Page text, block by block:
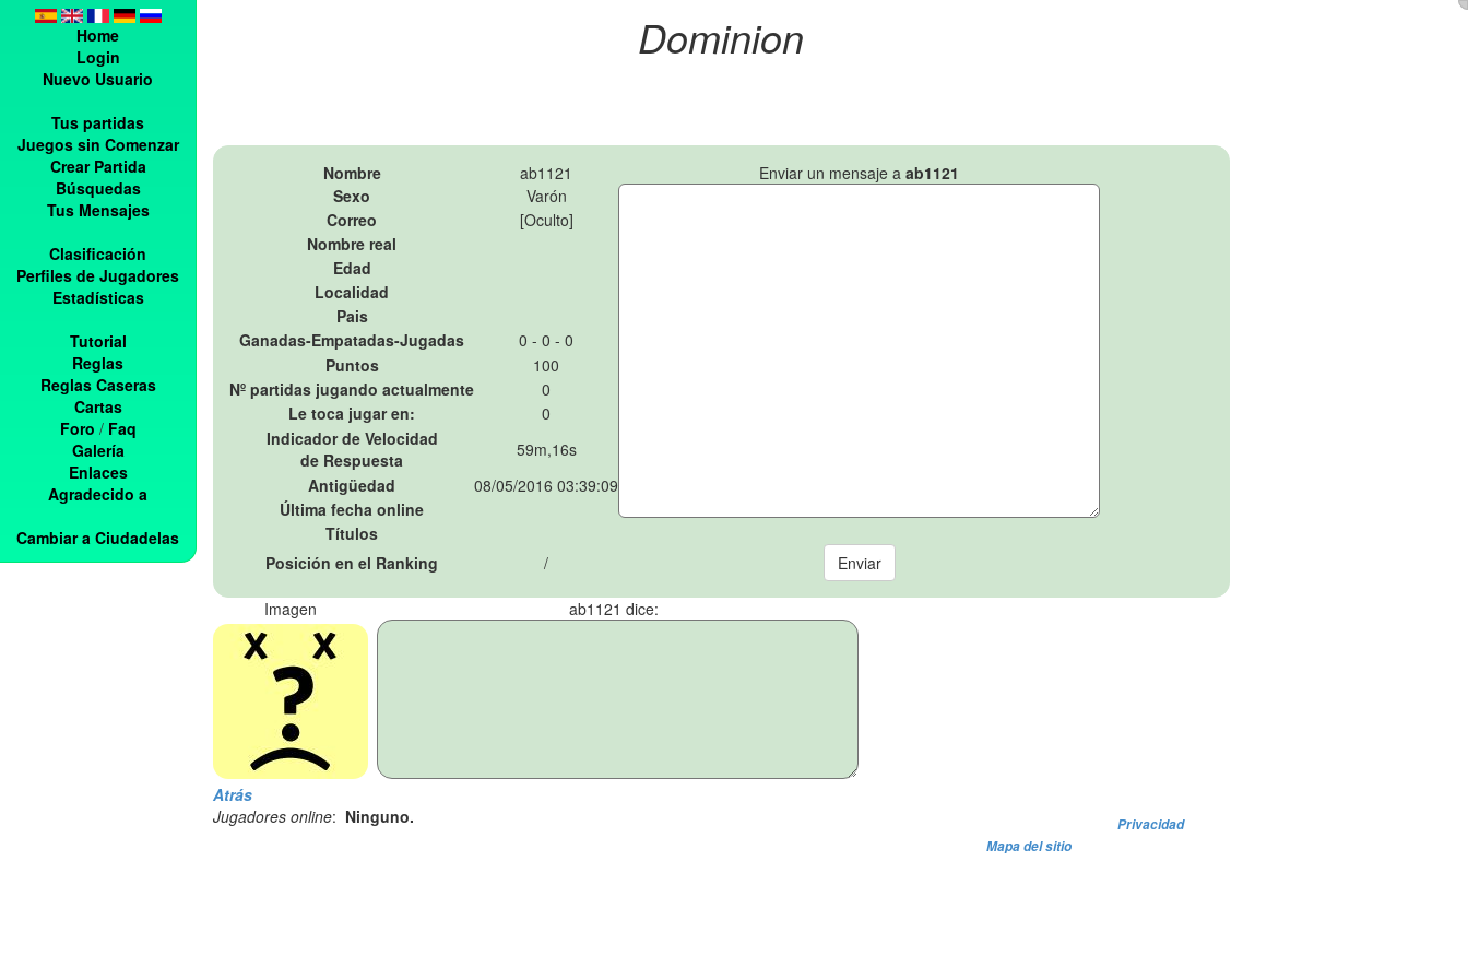
Home
Login
Nuevo Usuario
Tus partidas
Juegos sin Comenzar
Crear Partida
Búsquedas
Tus Mensajes
Clasificación
Perfiles de Jugadores
Estadísticas
Tutorial
Reglas
Reglas Caseras
Cartas
Foro / Faq
Galería
Enlaces
Agradecido a
Cambiar a Ciudadelas
Dominion
Nombre ab1121 Enviar un mensaje a ab1121
Sexo
Varón
Correo
[Oculto]
Nombre real
Edad
Localidad
Pais
Ganadas-Empatadas-Jugadas
0 - 0 - 0
Puntos
100
Nº partidas jugando actualmente
0
Le toca jugar en:
0
Indicador de Velocidad
de Respuesta
59m,16s
Antigüedad
08/05/2016 03:39:09
Última fecha online
Títulos
Posición en el Ranking
/
Imagen ab1121 dice:
Atrás
Jugadores online: Ninguno.
Privacidad
Mapa del sitio